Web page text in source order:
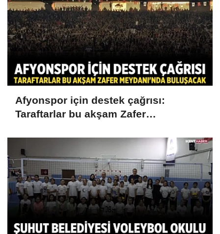
Afyonspor için destek çağrısı:
Taraftarlar bu akşam Zafer